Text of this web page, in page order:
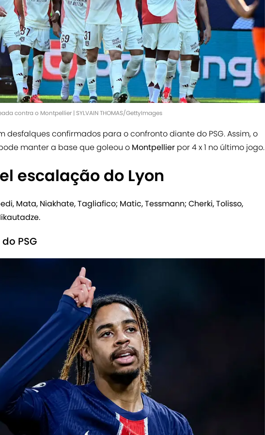
contra o Montpellier | SYLVAIN THOMAS/GettyImages
desfalques confirmados para o confronto diante do PSG. Assim, o
manter a base que goleou o Montpellier por 4 x 1 no último jogo.
escalação do Lyon
Mata, Niakhate, Tagliafico; Matic, Tessmann; Cherki, Tolisso,
PSG